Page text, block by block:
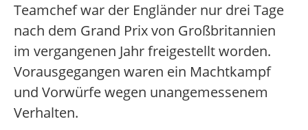
Teamchef war der Engländer nur drei Tage
nach dem Grand Prix von Großbritannien
im vergangenen Jahr freigestellt worden.
Vorausgegangen waren ein Machtkampf
und Vorwürfe wegen unangemessenem
Verhalten.